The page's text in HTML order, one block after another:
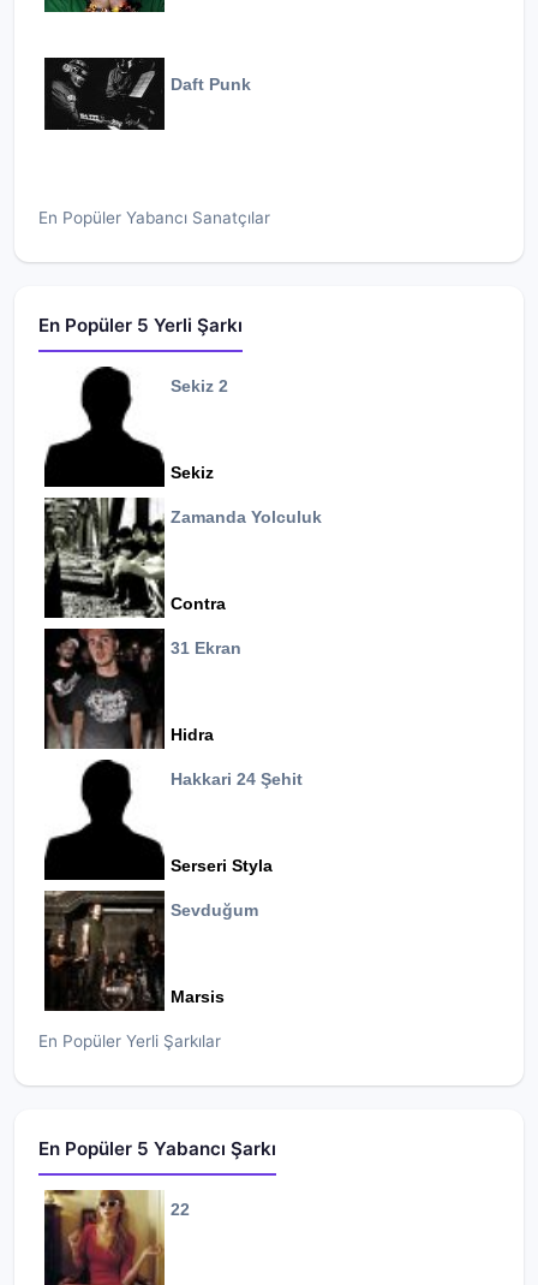
Daft Punk
En Popüler Yabancı Sanatçılar
En Popüler 5 Yerli Şarkı
Sekiz 2
Sekiz
Zamanda Yolculuk
Contra
31 Ekran
Hidra
Hakkari 24 Şehit
Serseri Styla
Sevduğum
Marsis
En Popüler Yerli Şarkılar
En Popüler 5 Yabancı Şarkı
22